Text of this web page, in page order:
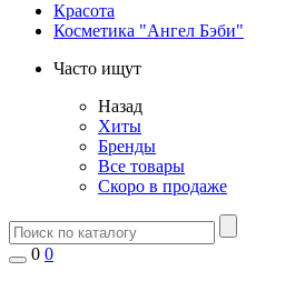
Красота
Косметика "Ангел Бэби"
Часто ищут
Назад
Хиты
Бренды
Все товары
Скоро в продаже
0 0